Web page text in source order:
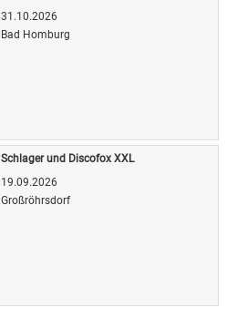
31.10.2026
Bad Homburg
Schlager und Discofox XXL
19.09.2026
Großröhrsdorf